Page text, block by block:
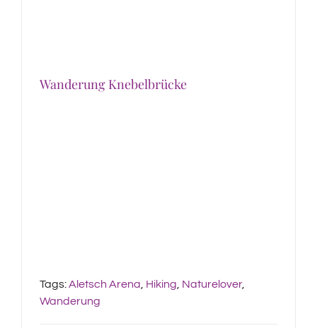
Wanderung Knebelbrücke
Tags:Aletsch Arena, Hiking, Naturelover,
Wanderung